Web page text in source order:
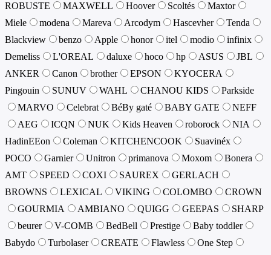
ROBUSTE
MAXWELL Hoover Scoltés
Maxtor
Miele
modena Mareva Arcodym Hascevher
Tenda
Blackview
benzo Apple honor itel modio
infinix
Demeliss
L'OREAL daluxe hoco hp ASUS
JBL
ANKER
Canon brother EPSON
KYOCERA
Pingouin
SUNUV WAHL CHANOU KIDS
Parkside
MARVO
Celebrat BéBy gaté BABY GATE
NEFF
AEG
ICQN NUK Kids Heaven roborock
NIA
HadinEEon
Coleman KITCHENCOOK
Suavinéx
POCO
Garnier Unitron primanova Moxom
Bonera
AMT
SPEED COXI SAUREX
GERLACH
BROWNS
LEXICAL VIKING COLOMBO
CROWN
GOURMIA
AMBIANO QUIGG GEEPAS
SHARP
beurer
V-COMB BedBell Prestige
Baby toddler
Babydo
Turbolaser CREATE Flawless
One Step